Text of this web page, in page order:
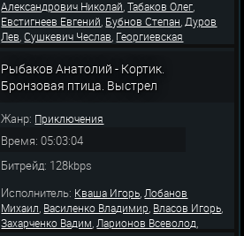
Александрович Николай,Табаков Олег,
Евстигнеев Евгений, Бубнов Степан,Дуров
Лев,Сушкевич Чеслав, Георгиевская
Владимир, Николаев Карл,Погоржельский
Михаил,Кваша Игорь,Папанов Анатолий
Никулин Вале
Рыбаков Анатолий - Кортик.
Бронзовая птица. Выстрел
Жанр: Приключения
Время: 05:03:04
Битрейд: 128kbps
Исполнитель: Кваша Игорь,Лобанов
Михаил, Василенко Владимир, Власов Игорь,
Захарченко Вадим,Ларионов Всеволод,